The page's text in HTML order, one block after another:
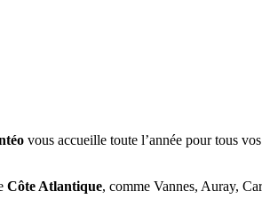
vous accueille toute l’année pour tous
Côte Atlantique, comme Vannes, Auray,